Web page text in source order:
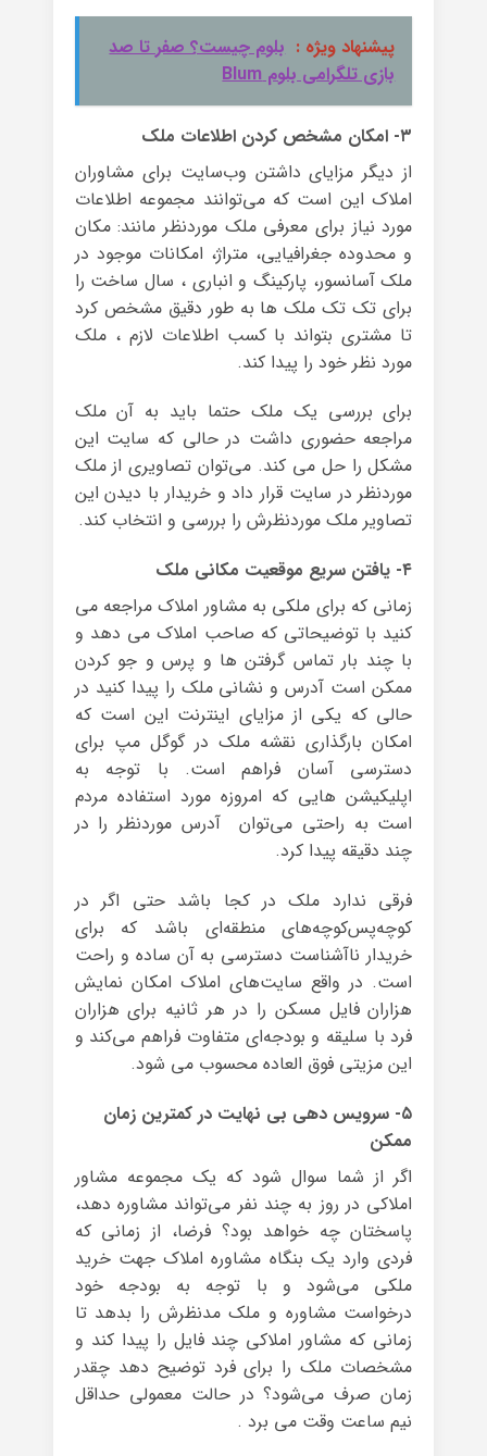
پیشنهاد ویژه : بلوم چیست؟ صفر تا صد
بازی تلگرامی بلوم Blum
۳- امکان مشخص کردن اطلاعات ملک
از دیگر مزایای داشتن وب‌سایت برای مشاوران
املاک این است که می‌توانند مجموعه اطلاعات
مورد نیاز برای معرفی ملک موردنظر مانند: مکان
و محدوده جغرافیایی، متراژ، امکانات موجود در
ملک آسانسور، پارکینگ و انباری ، سال ساخت را
برای تک تک ملک ها به طور دقیق مشخص کرد
تا مشتری بتواند با کسب اطلاعات لازم ، ملک
مورد نظر خود را پیدا کند.
برای بررسی یک ملک حتما باید به آن ملک
مراجعه حضوری داشت در حالی که سایت این
مشکل را حل می کند. می‌توان تصاویری از ملک
موردنظر در سایت قرار داد و خریدار با دیدن این
تصاویر ملک موردنظرش را بررسی و انتخاب کند.
۴- یافتن سریع موقعیت مکانی ملک
زمانی که برای ملکی به مشاور املاک مراجعه می
کنید با توضیحاتی که صاحب املاک می دهد و
با چند بار تماس گرفتن ها و پرس و جو کردن
ممکن است آدرس و نشانی ملک را پیدا کنید در
حالی که یکی از مزایای اینترنت این است که
امکان بارگذاری نقشه ملک در گوگل مپ برای
دسترسی آسان فراهم است. با توجه به
اپلیکیشن هایی که امروزه مورد استفاده مردم
است به راحتی می‌توان آدرس موردنظر را در
چند دقیقه پیدا کرد.
فرقی ندارد ملک در کجا باشد حتی اگر در
کوچه‌پس‌کوچه‌های منطقه‌ای باشد که برای
خریدار ناآشناست دسترسی به آن ساده و راحت
است. در واقع سایت‌های املاک امکان نمایش
هزاران فایل مسکن را در هر ثانیه برای هزاران
فرد با سلیقه و بودجه‌ای متفاوت فراهم می‌کند و
این مزیتی فوق العاده محسوب می شود.
۵- سرویس دهی بی نهایت در کمترین زمان
ممکن
اگر از شما سوال شود که یک مجموعه مشاور
املاکی در روز به چند نفر می‌تواند مشاوره دهد،
پاسختان چه خواهد بود؟ فرضا، از زمانی که
فردی وارد یک بنگاه مشاوره املاک جهت خرید
ملکی می‌شود و با توجه به بودجه خود
درخواست مشاوره و ملک مدنظرش را بدهد تا
زمانی که مشاور املاکی چند فایل را پیدا کند و
مشخصات ملک را برای فرد توضیح دهد چقدر
زمان صرف می‌شود؟ در حالت معمولی حداقل
نیم ساعت وقت می برد .